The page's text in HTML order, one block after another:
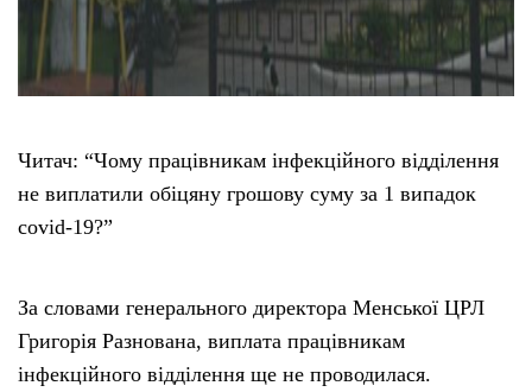
Читач: “Чому працівникам інфекційного відділення
не виплатили обіцяну грошову суму за 1 випадок
covid-19?”
За словами генерального директора Менської ЦРЛ
Григорія Разнована, виплата працівникам
інфекційного відділення ще не проводилася.